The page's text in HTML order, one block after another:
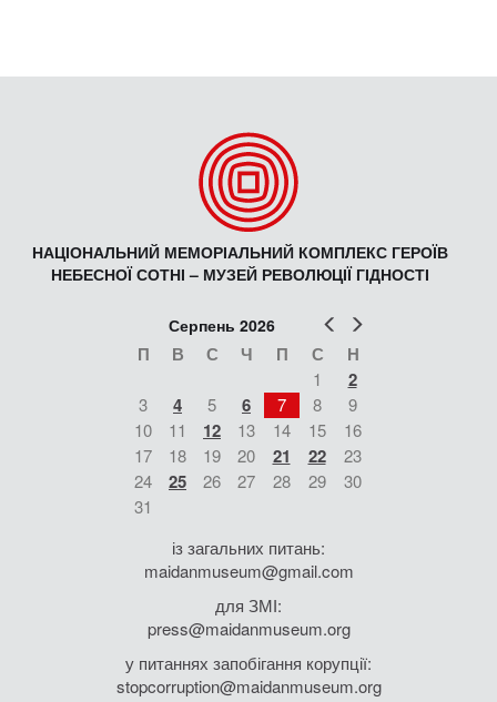
НАЦІОНАЛЬНИЙ МЕМОРІАЛЬНИЙ КОМПЛЕКС ГЕРОЇВ
НЕБЕСНОЇ СОТНІ – МУЗЕЙ РЕВОЛЮЦІЇ ГІДНОСТІ
Попер
Серпень 2026
П В С Ч П С Н
1 2
3 4 5 6 7 8
9
10
11 12 13 14 15
16
17
18 19 20 21 22
23
24
25 26 27 28 29
30
31
із загальних питань:
maidanmuseum@gmail.com
для ЗМІ:
press@maidanmuseum.org
у питаннях запобігання корупції:
stopcorruption@maidanmuseum.org